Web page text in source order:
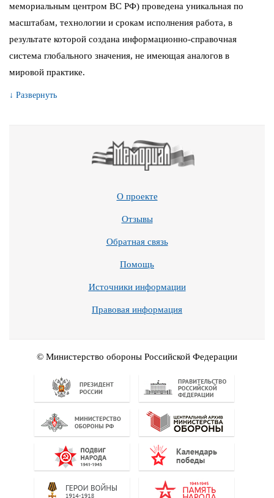
мемориальным центром ВС РФ) проведена уникальная по
масштабам, технологии и срокам исполнения работа, в
результате которой создана информационно-справочная
система глобального значения, не имеющая аналогов в
мировой практике.
↓ Развернуть
О проекте
Отзывы
Обратная связь
Помощь
Источники информации
Правовая информация
© Министерство обороны Российской Федерации